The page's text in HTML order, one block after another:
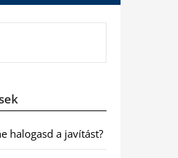
halogasd a javítást?